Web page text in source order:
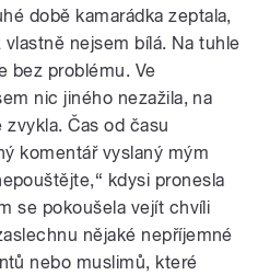
době kamarádka zeptala,
nejsem bílá. Na tuhle
bez problému. Ve
nic jiného nezažila, na
Čas od času
komentář vyslaný mým
kdysi pronesla
se pokoušela vejít chvíli
nějaké nepříjemné
nebo muslimů, které